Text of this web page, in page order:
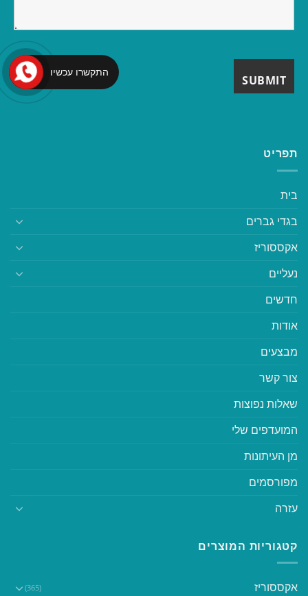
תפריט
בית
בגדי גברים
אקססוריז
נעליים
חדשים
אודות
מבצעים
צור קשר
שאלות נפוצות
המועדפים שלי
מן העיתונות
מפורסמים
עזרה
קטגוריות המוצרים
אקססוריז (365)
התקשרו עכשיו